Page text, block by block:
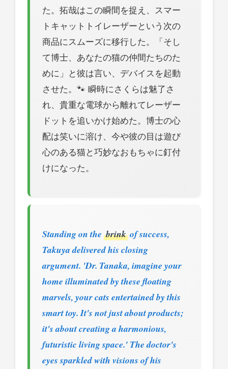
た。拓哉はこの瞬間を捉え、スマー
トキャットトイレーザーという次の
商品にスムーズに移行した。「そし
て博士、あなたの猫の仲間たちのた
めに」と彼は言い、デバイスを起動
させた。🐾 瞬時にさくらは魅了さ
れ、貴重な電球から離れてレーザー
ドットを追いかけ始めた。博士の心
配は笑いに溶け、今や彼の目は遊び
心のある猫と巧妙なおもちゃに釘付
けになった。
Standing on the brink of success,
Takuya delivered his closing
argument. 'Dr. Tanaka, imagine your
home illuminated by these floating
marvels, your cats entertained by this
smart toy. It's not just about products;
it's about creating a harmonious,
futuristic living space.' The doctor's
eyes sparkled with visions of his